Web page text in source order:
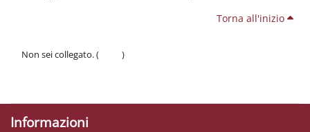
Torna all'inizio
Non sei collegato. (
)
Informazioni